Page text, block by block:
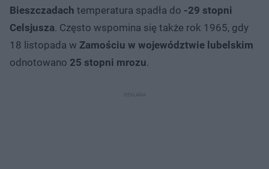
Bieszczadach temperatura spadła do -29 stopni
Celsjusza. Często wspomina się także rok 1965, gdy
18 listopada w Zamościu w województwie lubelskim
odnotowano 25 stopni mrozu.